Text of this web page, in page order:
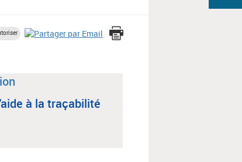
à la traçabilité